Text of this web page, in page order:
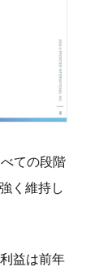
ての段階
く維持し
益は前年